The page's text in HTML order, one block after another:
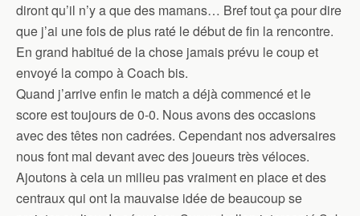
diront qu’il n’y a que des mamans… Bref tout ça pour dire
que j’ai une fois de plus raté le début de fin la rencontre.
En grand habitué de la chose jamais prévu le coup et
envoyé la compo à Coach bis.
Quand j’arrive enfin le match a déjà commencé et le
score est toujours de 0-0. Nous avons des occasions
avec des têtes non cadrées. Cependant nos adversaires
nous font mal devant avec des joueurs très véloces.
Ajoutons à cela un milieu pas vraiment en place et des
centraux qui ont la mauvaise idée de beaucoup se